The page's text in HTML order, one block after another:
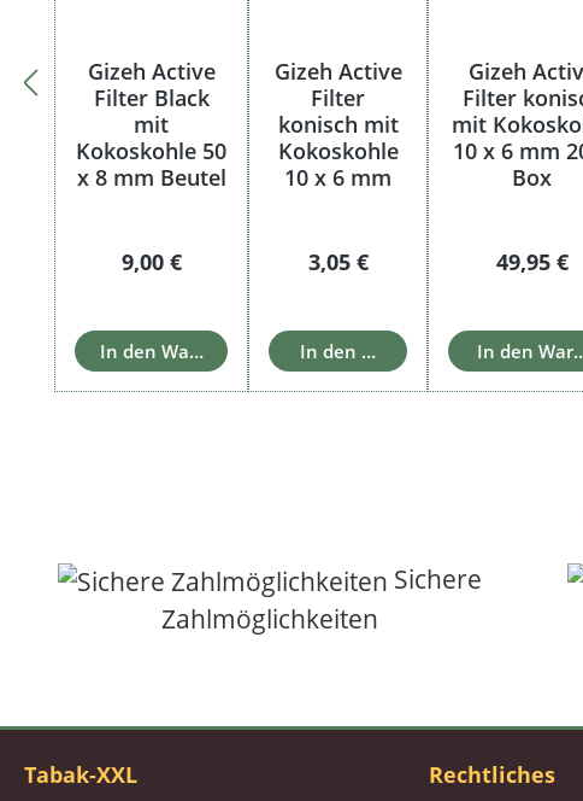
Gizeh Active
Filter Black
mit
Kokoskohle 50
x 8 mm Beutel
Regulärer Preis:
9,00 €
In den Warenkorb
Gizeh Active
Filter
konisch mit
Kokoskohle
10 x 6 mm
Regulärer Preis:
3,05 €
In den Warenkorb
Gizeh
Filter
mit
10 x 6 mm
Box
49,95 €
In den
Sichere
Zahlmöglichkeiten
Tabak-XXL Rechtliches